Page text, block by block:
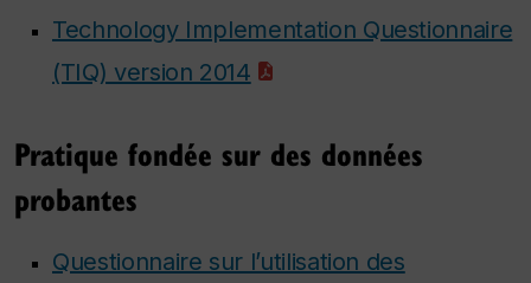
Technology Implementation Questionnaire
(TIQ) version 2014
Pratique fondée sur des données
probantes
Questionnaire sur l’utilisation des